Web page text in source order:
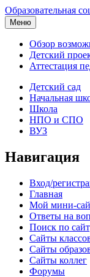
Образовательная
Меню
Обзор
Детский
Аттестация
Детский сад
Начальная
Школа
НПО и СПО
ВУЗ
Навигация
Вход/
Главная
Мой мини-
Ответы на
Поиск по
Сайты
Сайты
Сайты коллег
Форумы